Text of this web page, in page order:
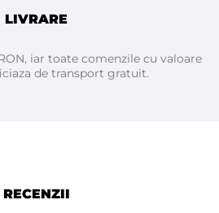
de par. Acest lucru se datoreaza
LIVRARE
iar toate comenzile cu valoare
de transport gratuit.
RECENZII